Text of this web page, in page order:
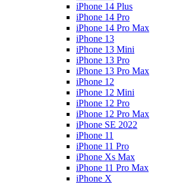
iPhone 14 Plus
iPhone 14 Pro
iPhone 14 Pro Max
iPhone 13
iPhone 13 Mini
iPhone 13 Pro
iPhone 13 Pro Max
iPhone 12
iPhone 12 Mini
iPhone 12 Pro
iPhone 12 Pro Max
iPhone SE 2022
iPhone 11
iPhone 11 Pro
iPhone Xs Max
iPhone 11 Pro Max
iPhone X